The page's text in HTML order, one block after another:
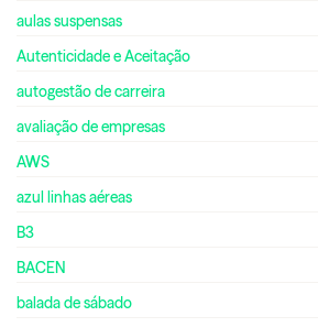
aulas suspensas
Autenticidade e Aceitação
autogestão de carreira
avaliação de empresas
AWS
azul linhas aéreas
B3
BACEN
balada de sábado